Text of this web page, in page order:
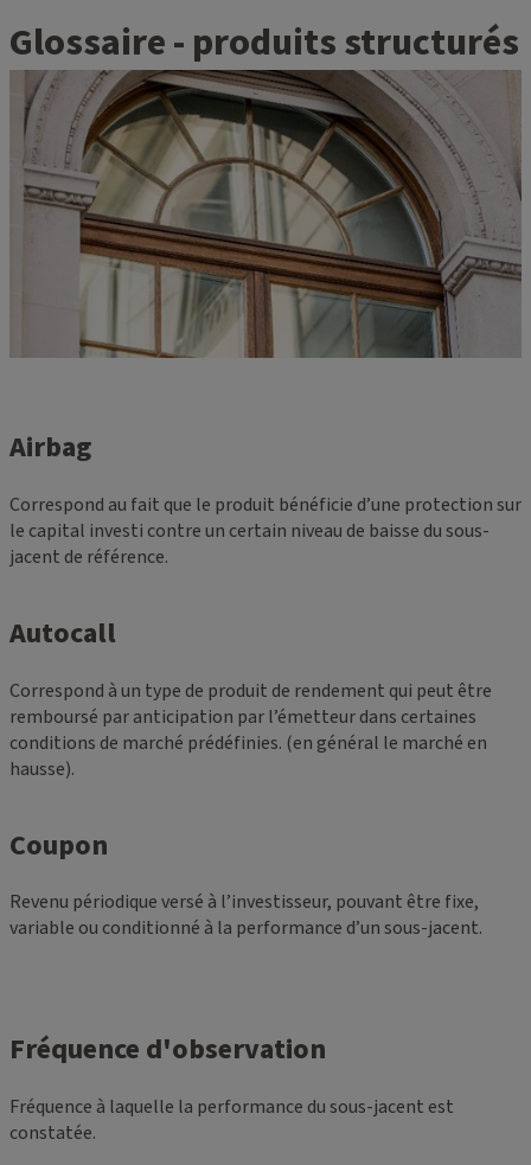
Glossaire - produits structurés
Airbag
Correspond au fait que le produit bénéficie d’une protection sur
le capital investi contre un certain niveau de baisse du sous-
jacent de référence.
Autocall
Correspond à un type de produit de rendement qui peut être
remboursé par anticipation par l’émetteur dans certaines
conditions de marché prédéfinies. (en général le marché en
hausse).
Coupon
Revenu périodique versé à l’investisseur, pouvant être fixe,
variable ou conditionné à la performance d’un sous-jacent.
Fréquence d'observation
Fréquence à laquelle la performance du sous-jacent est
constatée.